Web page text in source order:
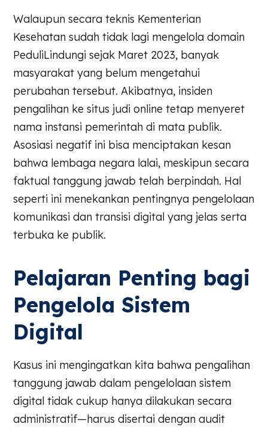
Walaupun secara teknis Kementerian
Kesehatan sudah tidak lagi mengelola domain
PeduliLindungi sejak Maret 2023, banyak
masyarakat yang belum mengetahui
perubahan tersebut. Akibatnya, insiden
pengalihan ke situs judi online tetap menyeret
nama instansi pemerintah di mata publik.
Asosiasi negatif ini bisa menciptakan kesan
bahwa lembaga negara lalai, meskipun secara
faktual tanggung jawab telah berpindah. Hal
seperti ini menekankan pentingnya pengelolaan
komunikasi dan transisi digital yang jelas serta
terbuka ke publik.
Pelajaran Penting bagi
Pengelola Sistem
Digital
Kasus ini mengingatkan kita bahwa pengalihan
tanggung jawab dalam pengelolaan sistem
digital tidak cukup hanya dilakukan secara
administratif—harus disertai dengan audit